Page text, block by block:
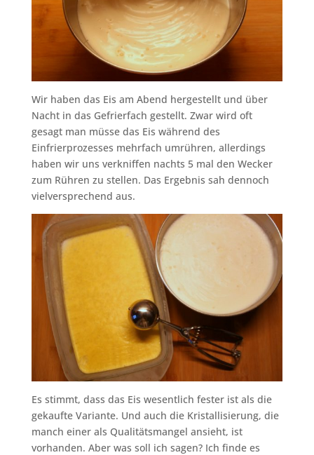
Wir haben das Eis am Abend hergestellt und über
Nacht in das Gefrierfach gestellt. Zwar wird oft
gesagt man müsse das Eis während des
Einfrierprozesses mehrfach umrühren, allerdings
haben wir uns verkniffen nachts 5 mal den Wecker
zum Rühren zu stellen. Das Ergebnis sah dennoch
vielversprechend aus.
Es stimmt, dass das Eis wesentlich fester ist als die
gekaufte Variante. Und auch die Kristallisierung, die
manch einer als Qualitätsmangel ansieht, ist
vorhanden. Aber was soll ich sagen? Ich finde es